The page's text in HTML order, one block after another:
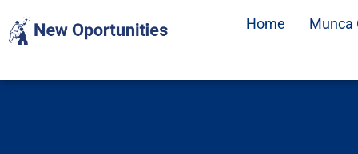
Home Munca